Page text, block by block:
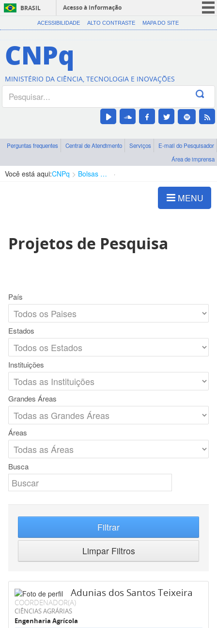
BRASIL
Acesso à informação
CORONAVÍRUS (COVID-19)
Canais
ACESSIBILIDADE ALTO CONTRASTE MAPA DO SITE
CNPq
MINISTÉRIO DA CIÊNCIA, TECNOLOGIA E INOVAÇÕES
Perguntas frequentes Central de Atendimento Serviços
E-mail do Pesquisador
Área de imprensa
Você está aqui:CNPq Bolsas e Auxílios Vigentes
MENU
Projetos de Pesquisa
País
Estados
Instituições
Grandes Áreas
Áreas
Busca
Filtrar
Limpar Filtros
Adunias dos Santos Teixeira
COORDENADOR(A)
CIÊNCIAS AGRÁRIAS
Engenharia Agrícola